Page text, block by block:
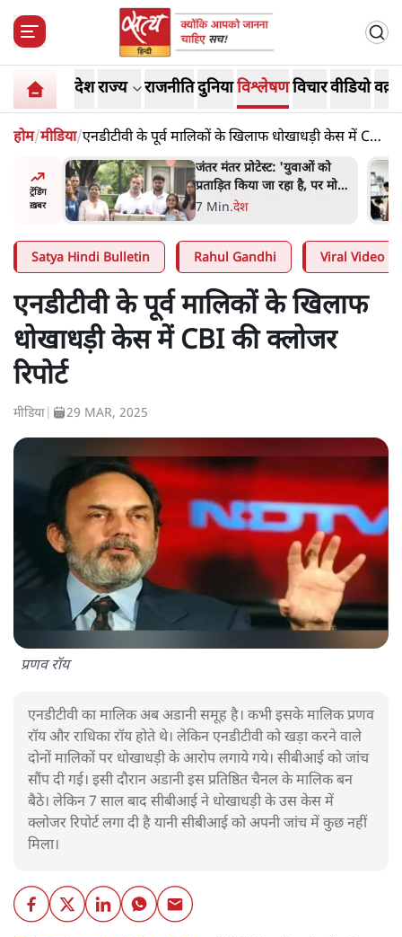
देशराज्य राजनीतिदुनियाविश्लेषणविचारवीडियो
होम/मीडिया/एनडीटीवी के पूर्व मालिकों के खिलाफ धोखाधड़ी केस में CBI
की क्लोजर रिपोर्ट
ट्रेंडिंग
ख़बर
पर मोदी-
पेंटर प्रशांत की दर्दनाक दास्तान-
जंतर मंतर पर पैलेट गन से 5 नहीं,
6 लोग घायल हुए
6 Min.देश
Satya Hindi Bulletin Rahul Gandhi Viral Video
एनडीटीवी के पूर्व मालिकों के खिलाफ
धोखाधड़ी केस में CBI की क्लोजर
रिपोर्ट
मीडिया 29 MAR, 2025
प्रणव रॉय
एनडीटीवी का मालिक अब अडानी समूह है। कभी इसके मालिक प्रणव
रॉय और राधिका रॉय होते थे। लेकिन एनडीटीवी को खड़ा करने वाले
दोनों मालिकों पर धोखाधड़ी के आरोप लगाये गये। सीबीआई को जांच
सौंप दी गई। इसी दौरान अडानी इस प्रतिष्ठित चैनल के मालिक बन
बैठे। लेकिन 7 साल बाद सीबीआई ने धोखाधड़ी के उस केस में
क्लोजर रिपोर्ट लगा दी है यानी सीबीआई को अपनी जांच में कुछ नहीं
मिला।